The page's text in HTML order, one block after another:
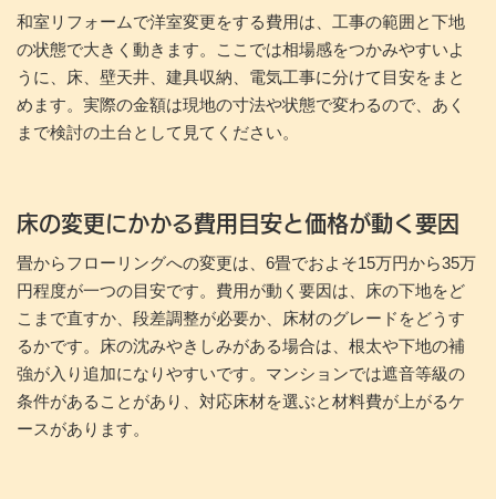
和室リフォームで洋室変更をする費用は、工事の範囲と下地
の状態で大きく動きます。ここでは相場感をつかみやすいよ
うに、床、壁天井、建具収納、電気工事に分けて目安をまと
めます。実際の金額は現地の寸法や状態で変わるので、あく
まで検討の土台として見てください。
床の変更にかかる費用目安と価格が動く要因
畳からフローリングへの変更は、6畳でおよそ15万円から35万
円程度が一つの目安です。費用が動く要因は、床の下地をど
こまで直すか、段差調整が必要か、床材のグレードをどうす
るかです。床の沈みやきしみがある場合は、根太や下地の補
強が入り追加になりやすいです。マンションでは遮音等級の
条件があることがあり、対応床材を選ぶと材料費が上がるケ
ースがあります。